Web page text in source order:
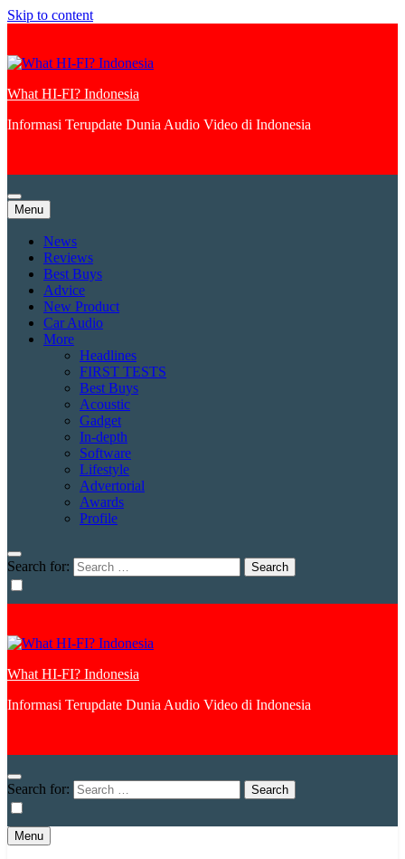
Skip to content
What HI-FI? Indonesia
Informasi Terupdate Dunia Audio Video di Indonesia
Menu
News
Reviews
Best Buys
Advice
New Product
Car Audio
More
Headlines
FIRST TESTS
Best Buys
Acoustic
Gadget
In-depth
Software
Lifestyle
Advertorial
Awards
Profile
Search for:
What HI-FI? Indonesia
Informasi Terupdate Dunia Audio Video di Indonesia
Search for:
Menu